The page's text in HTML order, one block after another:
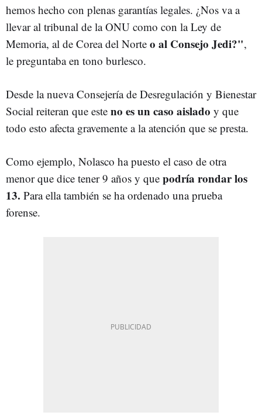
hemos hecho con plenas garantías legales. ¿Nos va a
llevar al tribunal de la ONU como con la Ley de
Memoria, al de Corea del Norte o al Consejo Jedi?",
le preguntaba en tono burlesco.
Desde la nueva Consejería de Desregulación y Bienestar
Social reiteran que este no es un caso aislado y que
todo esto afecta gravemente a la atención que se presta.
Como ejemplo, Nolasco ha puesto el caso de otra
menor que dice tener 9 años y que podría rondar los
13. Para ella también se ha ordenado una prueba
forense.